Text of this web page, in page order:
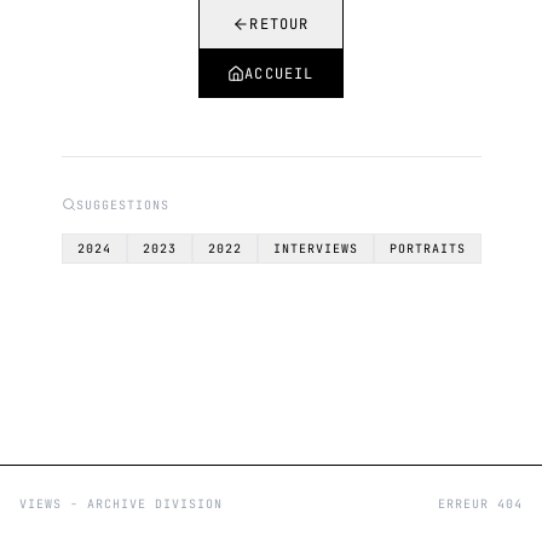
RETOUR
ACCUEIL
SUGGESTIONS
2024 2023 2022 INTERVIEWS PORTRAITS
VIEWS - ARCHIVE DIVISION ERREUR 404